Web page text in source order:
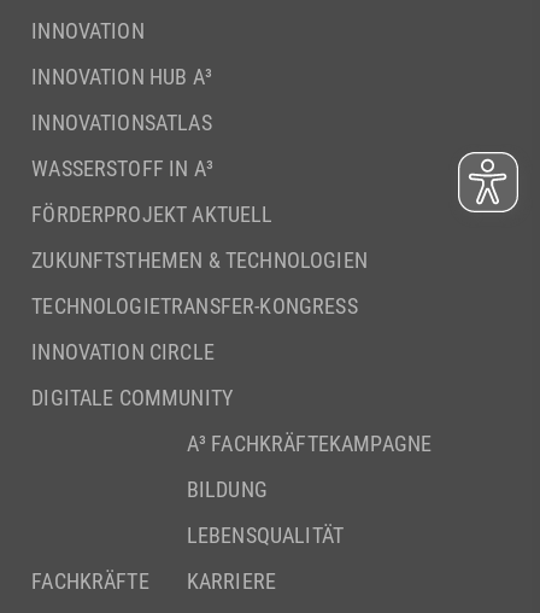
INNOVATION
INNOVATION HUB A³
INNOVATIONSATLAS
WASSERSTOFF IN A³
FÖRDERPROJEKT AKTUELL
ZUKUNFTSTHEMEN & TECHNOLOGIEN
TECHNOLOGIETRANSFER-KONGRESS
INNOVATION CIRCLE
DIGITALE COMMUNITY
FACHKRÄFTE
A³ FACHKRÄFTEKAMPAGNE
BILDUNG
LEBENSQUALITÄT
KARRIERE